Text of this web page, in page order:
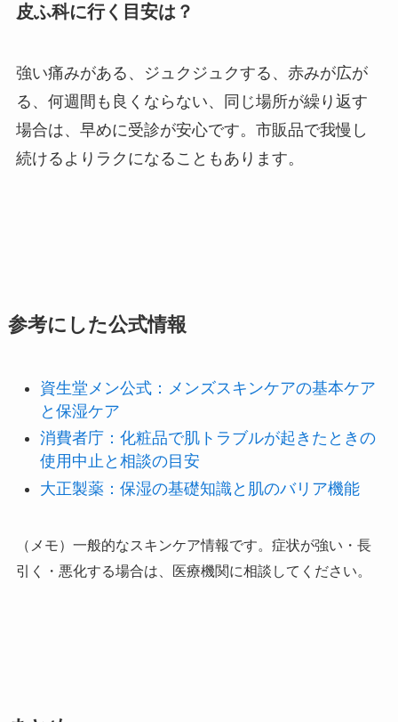
皮ふ科に行く目安は？
強い痛みがある、ジュクジュクする、赤みが広が
る、何週間も良くならない、同じ場所が繰り返す
場合は、早めに受診が安心です。市販品で我慢し
続けるよりラクになることもあります。
参考にした公式情報
資生堂メン公式：メンズスキンケアの基本ケア
と保湿ケア
消費者庁：化粧品で肌トラブルが起きたときの
使用中止と相談の目安
大正製薬：保湿の基礎知識と肌のバリア機能
（メモ）一般的なスキンケア情報です。症状が強い・長
引く・悪化する場合は、医療機関に相談してください。